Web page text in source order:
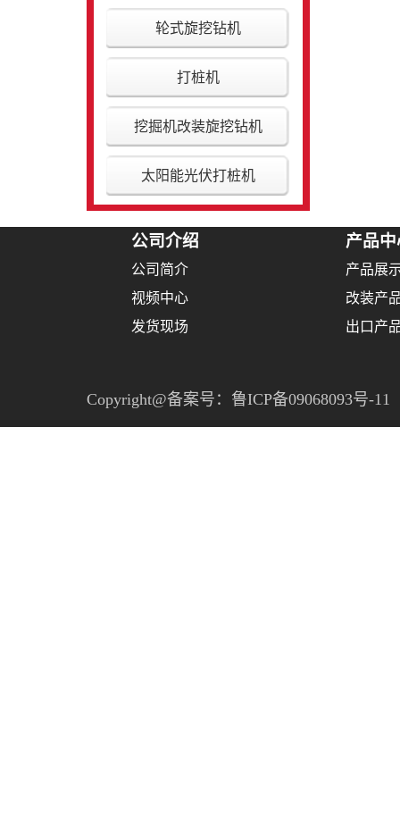
轮式旋挖钻机
打桩机
挖掘机改装旋挖钻机
太阳能光伏打桩机
公司介绍
公司简介
视频中心
发货现场
产品中
产品展
改装产
出口产
Copyright@备案号： 鲁ICP备09068093号-11